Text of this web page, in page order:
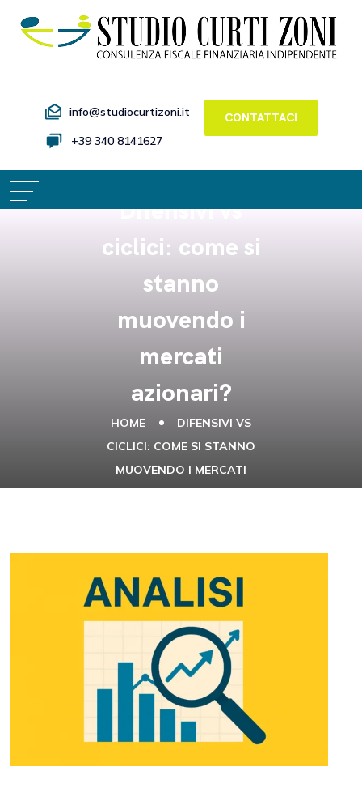
info@studiocurtizoni.it
+39 340 8141627
CONTATTACI
Difensivi vs
ciclici: come si
stanno
muovendo i
mercati
azionari?
HOME
DIFENSIVI VS
CICLICI: COME SI STANNO
MUOVENDO I MERCATI
AZIONARI?